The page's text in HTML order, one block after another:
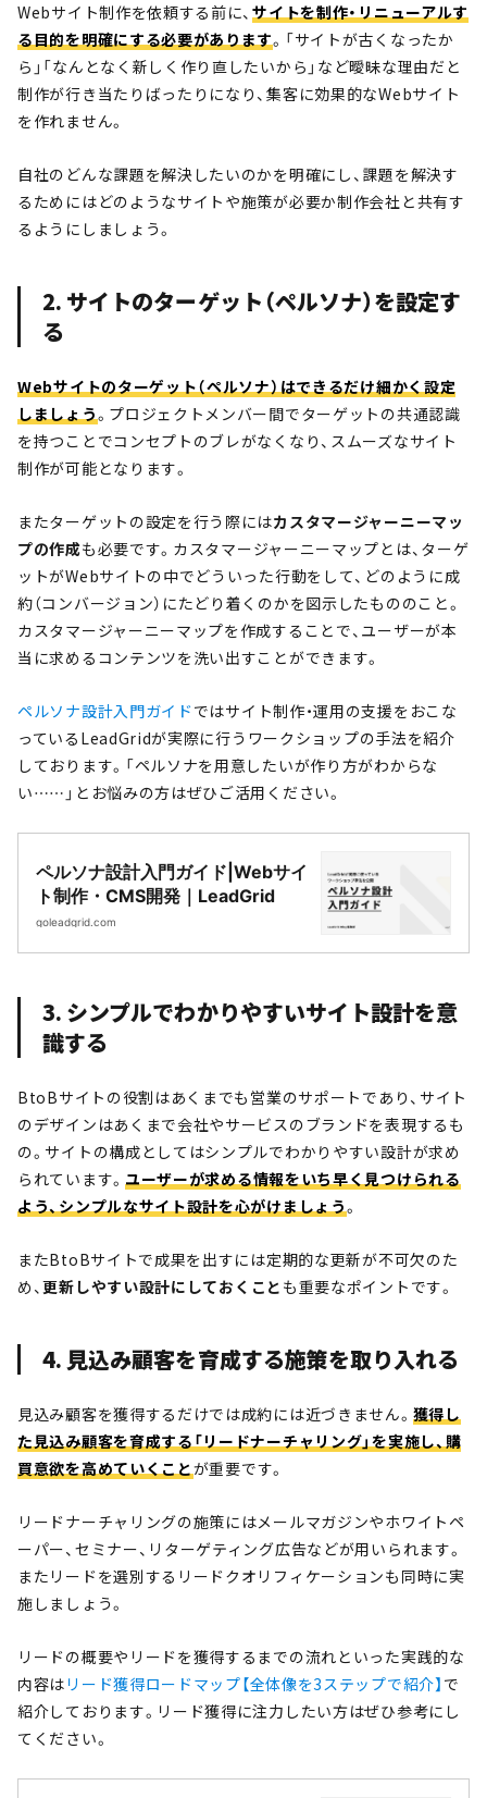
Webサイト制作を依頼する前に、サイトを制作・リニューアルす
る目的を明確にする必要があります。「サイトが古くなったか
ら」「なんとなく新しく作り直したいから」など曖昧な理由だと
制作が行き当たりばったりになり、集客に効果的なWebサイト
を作れません。
自社のどんな課題を解決したいのかを明確にし、課題を解決す
るためにはどのようなサイトや施策が必要か制作会社と共有す
るようにしましょう。
2. サイトのターゲット（ペルソナ）を設定す
る
Webサイトのターゲット（ペルソナ）はできるだけ細かく設定
しましょう。プロジェクトメンバー間でターゲットの共通認識
を持つことでコンセプトのブレがなくなり、スムーズなサイト
制作が可能となります。
またターゲットの設定を行う際にはカスタマージャーニーマッ
プの作成も必要です。カスタマージャーニーマップとは、ターゲ
ットがWebサイトの中でどういった行動をして、どのように成
約（コンバージョン）にたどり着くのかを図示したもののこと。
カスタマージャーニーマップを作成することで、ユーザーが本
当に求めるコンテンツを洗い出すことができます。
ペルソナ設計入門ガイドではサイト制作・運用の支援をおこな
っているLeadGridが実際に行うワークショップの手法を紹介
しております。「ペルソナを用意したいが作り方がわからな
い……」とお悩みの方はぜひご活用ください。
ペルソナ設計入門ガイド|Webサイ
ト制作・CMS開発｜LeadGrid
goleadgrid.com
3. シンプルでわかりやすいサイト設計を意
識する
BtoBサイトの役割はあくまでも営業のサポートであり、サイト
のデザインはあくまで会社やサービスのブランドを表現するも
の。サイトの構成としてはシンプルでわかりやすい設計が求め
られています。 ユーザーが求める情報をいち早く見つけられる
よう、シンプルなサイト設計を心がけましょう。
またBtoBサイトで成果を出すには定期的な更新が不可欠のた
め、更新しやすい設計にしておくこと も重要なポイントです。
4. 見込み顧客を育成する施策を取り入れる
見込み顧客を獲得するだけでは成約には近づきません。 獲得し
た見込み顧客を育成する「リードナーチャリング」を実施し、購
買意欲を高めていくことが重要です。
リードナーチャリングの施策にはメールマガジンやホワイトペ
ーパー、セミナー、リターゲティング広告などが用いられます。
またリードを選別するリードクオリフィケーションも同時に実
施しましょう。
リードの概要やリードを獲得するまでの流れといった実践的な
内容は リード獲得ロードマップ【全体像を3ステップで紹介】 で
紹介しております。リード獲得に注力したい方はぜひ参考にし
てください。